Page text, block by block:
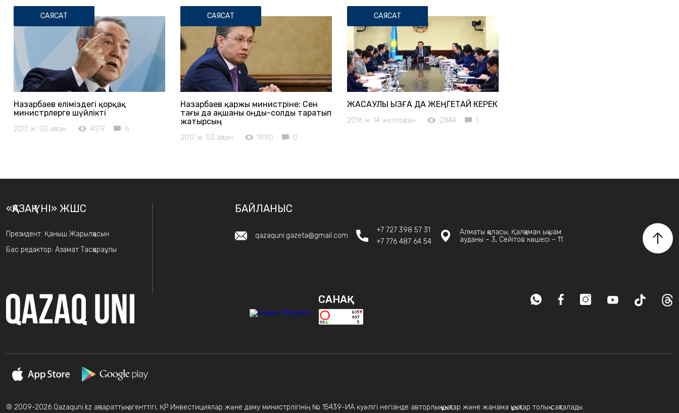
САЯСАТ
Назарбаев еліміздегі қорқақ
министрлерге шүйлікті
2017 ж. 03 ақпан 4179 6
САЯСАТ
Назарбаев қаржы министріне: Сен
тағы да ақшаны оңды-солды таратып
жатырсың
2017 ж. 03 ақпан 1990 0
САЯСАТ
ЖАСАУЛЫ ҚЫЗҒА ДА ЖЕҢГЕТАЙ КЕРЕК
2016 ж. 14 желтоқсан 2844 1
«ҚАЗАҚ ҮНІ» ЖШС
Президент: Қаныш Жарылқасын
Бас редактор: Азамат Тасқараұлы
БАЙЛАНЫС
qazaquni.gazeta@gmail.com
+7 727 398 57 31
+7 776 487 64 54
Алматы қаласы, Қалқаман ықшам
ауданы – 3, Сейітов көшесі – 11.
САНАҚ
© 2009-2026 Qazaquni.kz ақпараттық агенттігі, ҚР Инвестициялар және даму министрлігінің № 15439-ИА куәлігі негізінде авторлық құқықтар және жанама құқықтар толық сақталады.